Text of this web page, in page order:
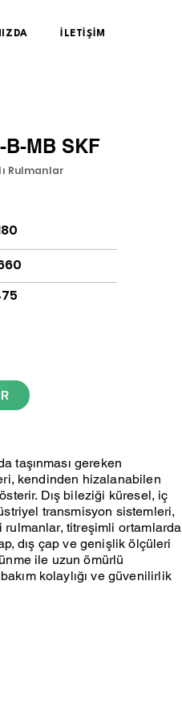
İLETİŞİM
B-MB SKF
Rulmanlar
taşınması gereken
kendinden hizalanabilen
Dış bileziği küresel, iç
transmisyon sistemleri,
rulmanlar, titreşimli ortamlarda
dış çap ve genişlik ölçüleri
ile uzun ömürlü
kolaylığı ve güvenilirlik